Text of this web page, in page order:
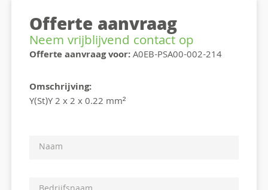
Offerte aanvraag
Neem vrijblijvend contact op
Offerte aanvraag voor:A0EB-PSA00-002-214
Omschrijving:
Y(St)Y 2 x 2 x 0.22 mm²